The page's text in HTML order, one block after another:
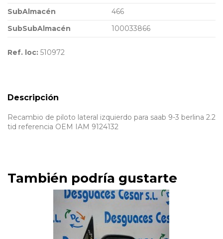
SubAlmacén
466
SubSubAlmacén
100033866
Ref. loc: 510972
Descripción
Recambio de piloto lateral izquierdo para saab 9-3 berlina 2.2
tid referencia OEM IAM 9124132
También podría gustarte